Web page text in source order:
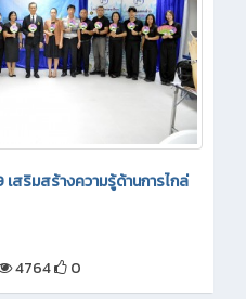
เสริมสร้างความรู้ด้านการไกล่
4764 0